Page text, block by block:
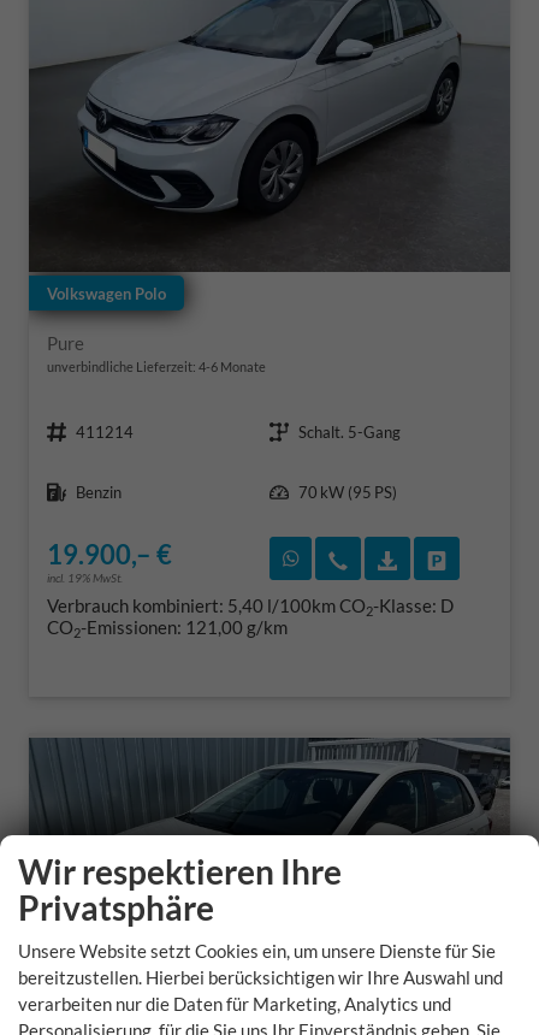
Volkswagen Polo
Pure
unverbindliche Lieferzeit: 4-6 Monate
411214
Schalt. 5-Gang
Benzin
70 kW (95 PS)
19.900,– €
incl. 19% MwSt.
Rückruf vereinbaren
Wir rufen Sie an
Verbrauch kombiniert: 5,40 l/100kmCO2-Klasse: D
CO2-Emissionen: 121,00 g/km
Wir respektieren Ihre
Privatsphäre
Unsere Website setzt Cookies ein, um unsere Dienste für Sie
bereitzustellen. Hierbei berücksichtigen wir Ihre Auswahl und
verarbeiten nur die Daten für Marketing, Analytics und
Personalisierung, für die Sie uns Ihr Einverständnis geben. Sie